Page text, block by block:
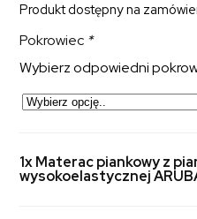
Produkt dostępny na
Pokrowiec *
Wybierz odpowiedni
1x Materac piankowy z
wysokoelastycznej